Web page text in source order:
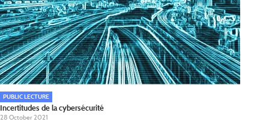
PUBLIC LECTURE
Incertitudes de la cybersécurité
28 October 2021